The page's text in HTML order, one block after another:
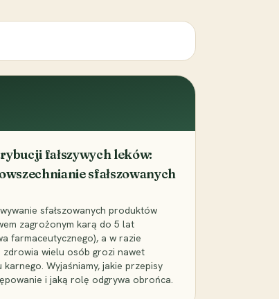
fałszywych leków:
sfałszowanych
sfałszowanych produktów
zagrożonym karą do 5 lat
farmaceutycznego), a w razie
wielu osób grozi nawet
Wyjaśniamy, jakie przepisy
i jaką rolę odgrywa obrońca.